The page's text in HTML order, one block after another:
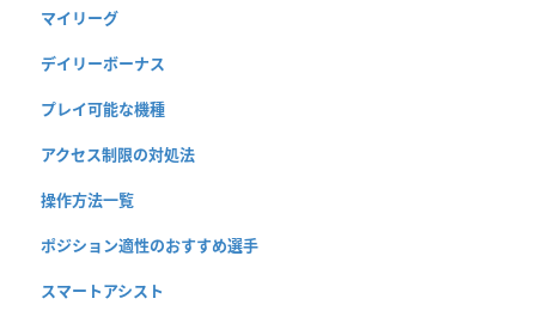
マイリーグ
デイリーボーナス
プレイ可能な機種
アクセス制限の対処法
操作方法一覧
ポジション適性のおすすめ選手
スマートアシスト